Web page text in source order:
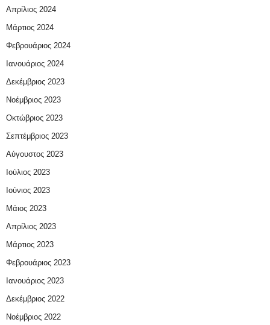
Απρίλιος 2024
Μάρτιος 2024
Φεβρουάριος 2024
Ιανουάριος 2024
Δεκέμβριος 2023
Νοέμβριος 2023
Οκτώβριος 2023
Σεπτέμβριος 2023
Αύγουστος 2023
Ιούλιος 2023
Ιούνιος 2023
Μάιος 2023
Απρίλιος 2023
Μάρτιος 2023
Φεβρουάριος 2023
Ιανουάριος 2023
Δεκέμβριος 2022
Νοέμβριος 2022